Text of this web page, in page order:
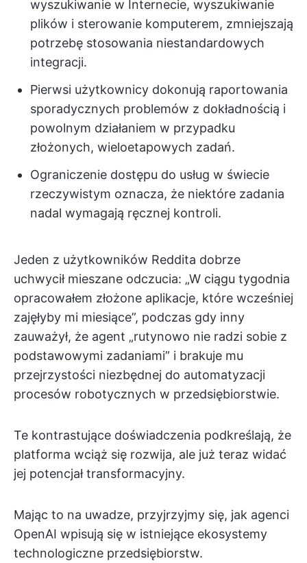
wyszukiwanie w Internecie, wyszukiwanie
plików i sterowanie komputerem, zmniejszają
potrzebę stosowania niestandardowych
integracji.
Pierwsi użytkownicy dokonują raportowania
sporadycznych problemów z dokładnością i
powolnym działaniem w przypadku
złożonych, wieloetapowych zadań.
Ograniczenie dostępu do usług w świecie
rzeczywistym oznacza, że niektóre zadania
nadal wymagają ręcznej kontroli.
Jeden z użytkowników Reddita dobrze
uchwycił mieszane odczucia: „W ciągu tygodnia
opracowałem złożone aplikacje, które wcześniej
zajęłyby mi miesiące”, podczas gdy inny
zauważył, że agent „rutynowo nie radzi sobie z
podstawowymi zadaniami” i brakuje mu
przejrzystości niezbędnej do automatyzacji
procesów robotycznych w przedsiębiorstwie.
Te kontrastujące doświadczenia podkreślają, że
platforma wciąż się rozwija, ale już teraz widać
jej potencjał transformacyjny.
Mając to na uwadze, przyjrzyjmy się, jak agenci
OpenAI wpisują się w istniejące ekosystemy
technologiczne przedsiębiorstw.